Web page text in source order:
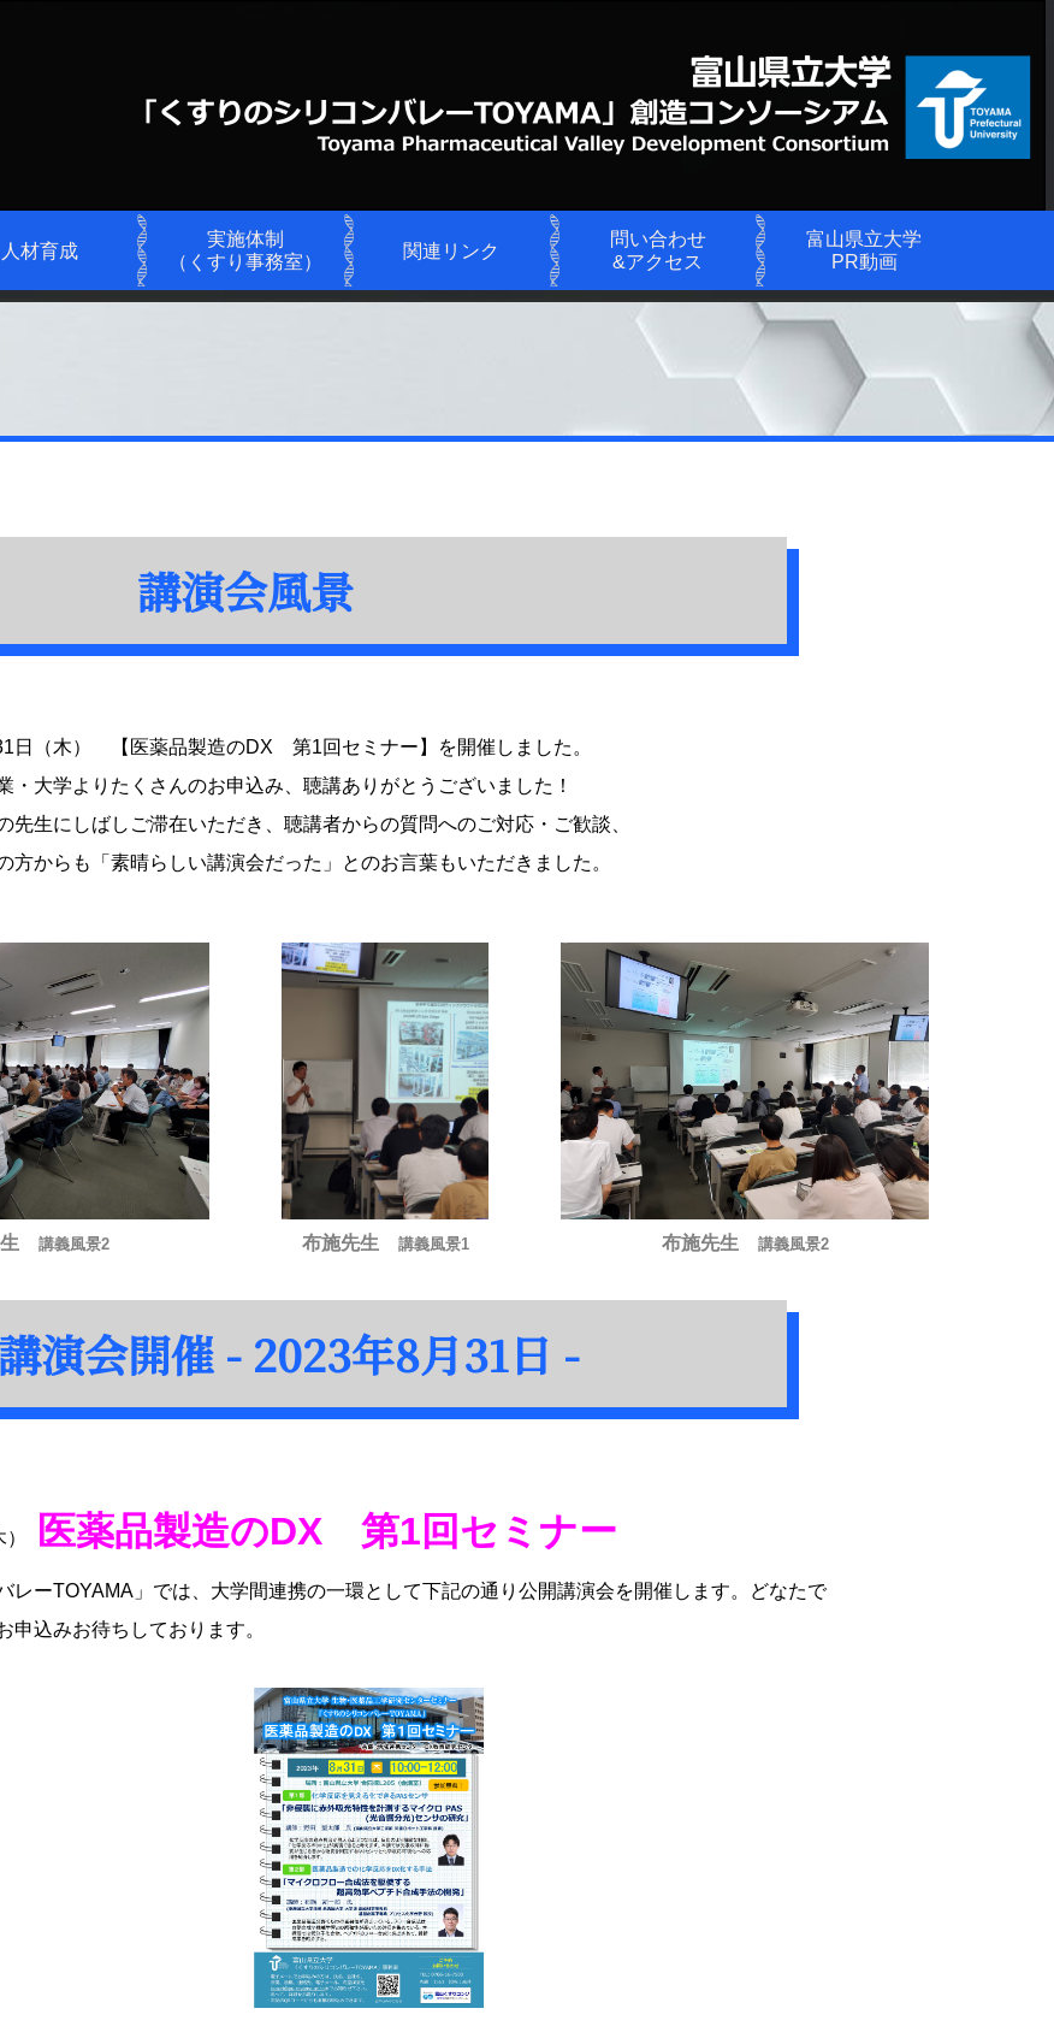
人材育成
実施体制
（くすり事務室）
関連リンク
問い合わせ
&アクセス
富山県立大学
PR動画
講演会風景
日（木） 【医薬品製造のDX 第1回セミナー】を開催しました。
・大学よりたくさんのお申込み、聴講ありがとうございました！
先生にしばしご滞在いただき、聴講者からの質問へのご対応・ご歓談、
方からも「素晴らしい講演会だった」とのお言葉もいただきました。
生 講義風景2 布施先生 講義風景1 布施先生 講義風景2
演会開催 - 2023年8月31日 -
医薬品製造のDX 第1回セミナー
レーTOYAMA」では、大学間連携の一環として下記の通り公開講演会を開催します。どなたで
申込みお待ちしております。